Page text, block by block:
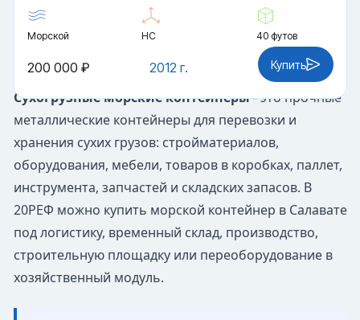
Морской HC 40 футов
2012 г.
200 000 ₽ Купить
Сухогрузные морские контейнеры- это прочные
металлические контейнеры для перевозки и
хранения сухих грузов: стройматериалов,
оборудования, мебели, товаров в коробках, паллет,
инструмента, запчастей и складских запасов. В
20РЕФ можно купить морской контейнер в Салавате
под логистику, временный склад, производство,
строительную площадку или переоборудование в
хозяйственный модуль.